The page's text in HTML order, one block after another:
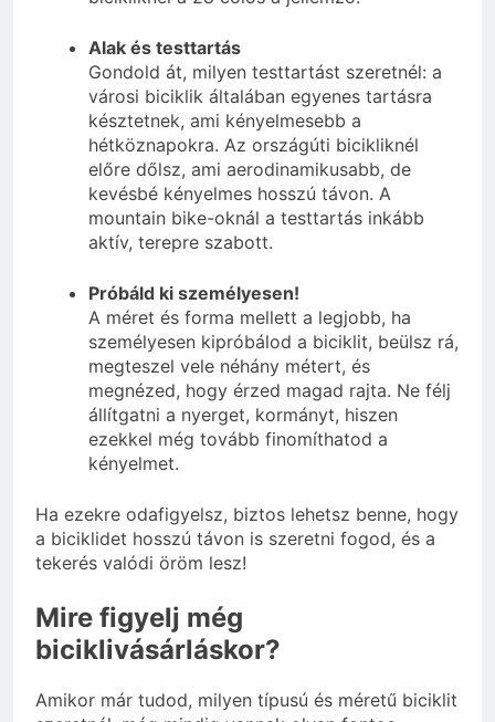
Alak és testtartás
Gondold át, milyen testtartást szeretnél: a
városi biciklik általában egyenes tartásra
késztetnek, ami kényelmesebb a
hétköznapokra. Az országúti bicikliknél
előre dőlsz, ami aerodinamikusabb, de
kevésbé kényelmes hosszú távon. A
mountain bike-oknál a testtartás inkább
aktív, terepre szabott.
Próbáld ki személyesen!
A méret és forma mellett a legjobb, ha
személyesen kipróbálod a biciklit, beülsz rá,
megteszel vele néhány métert, és
megnézed, hogy érzed magad rajta. Ne félj
állítgatni a nyerget, kormányt, hiszen
ezekkel még tovább finomíthatod a
kényelmet.
Ha ezekre odafigyelsz, biztos lehetsz benne, hogy
a biciklidet hosszú távon is szeretni fogod, és a
tekerés valódi öröm lesz!
Mire figyelj még
biciklivásárláskor?
Amikor már tudod, milyen típusú és méretű biciklit